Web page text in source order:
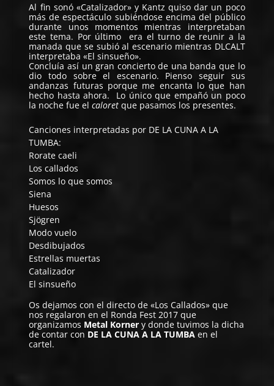
Al fin sonó «Catalizador» y Kantz quiso dar un poco
más de espectáculo subiéndose encima del público
durante unos momentos mientras interpretaban
este tema. Por último era el turno de reunir a la
manada que se subió al escenario mientras DLCALT
interpretaba «El sinsueño».
Concluía así un gran concierto de una banda que lo
dio todo sobre el escenario. Pienso seguir sus
andanzas futuras porque me encanta lo que han
hecho hasta ahora. Lo único que empañó un poco
la noche fue elcaloretque pasamos los presentes.
Canciones interpretadas por DE LA CUNA A LA
TUMBA:
Rorate caeli
Los callados
Somos lo que somos
Siena
Huesos
Sjögren
Modo vuelo
Desdibujados
Estrellas muertas
Catalizador
El sinsueño
Os dejamos con el directo de «Los Callados» que
nos regalaron en el Ronda Fest 2017 que
organizamos Metal Korner y donde tuvimos la dicha
de contar con DE LA CUNA A LA TUMBA en el
cartel.